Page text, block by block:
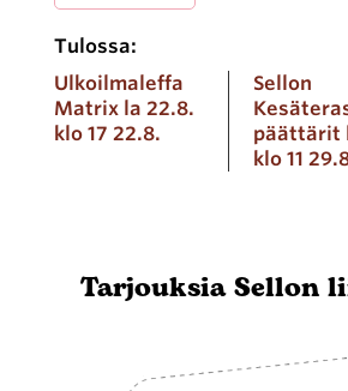
Tulossa:
Ulkoilmaleffa
Matrix la 22.8.
klo 17 22.8.
Sellon
päättärit
klo 11
Tarjouksia Sellon